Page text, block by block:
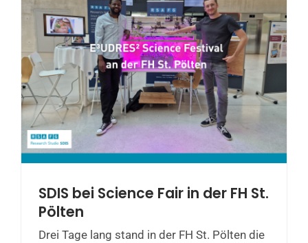
SDIS bei Science Fair in der FH St.
Pölten
Drei Tage lang stand in der FH St. Pölten die